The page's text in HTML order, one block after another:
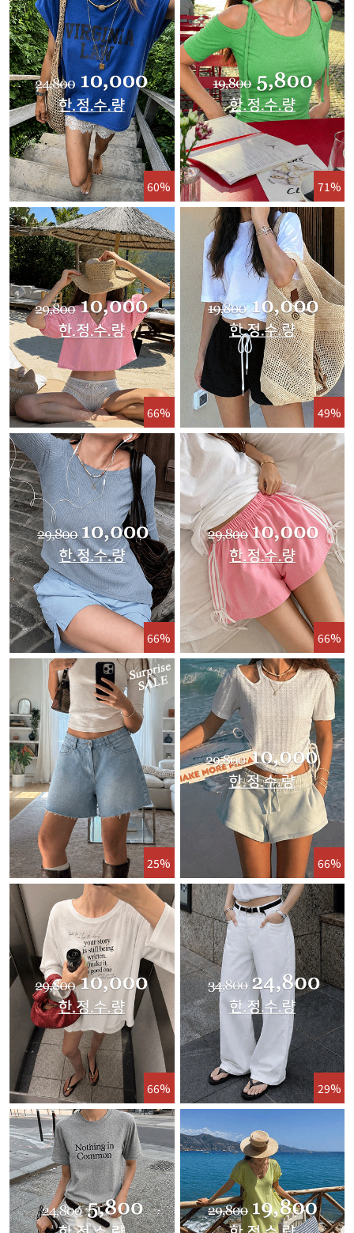
60% 71%
66% 49%
66% 66%
25% 66%
66% 29%